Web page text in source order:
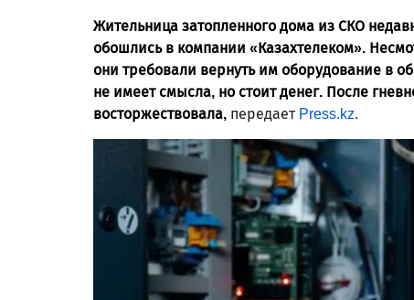
Жительница затопленного дома из СКО
обошлись в компании «Казахтелеком».
они требовали вернуть им оборудование в
не имеет смысла, но стоит денег. После
восторжествовала, передает Press.kz.